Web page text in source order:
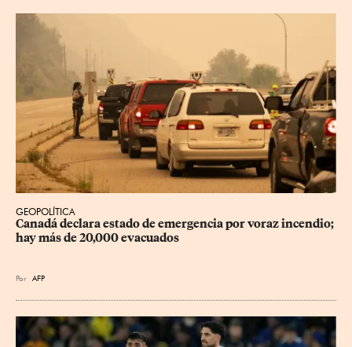
GEOPOLÍTICA
Canadá declara estado de emergencia por voraz incendio;
hay más de 20,000 evacuados
Por AFP